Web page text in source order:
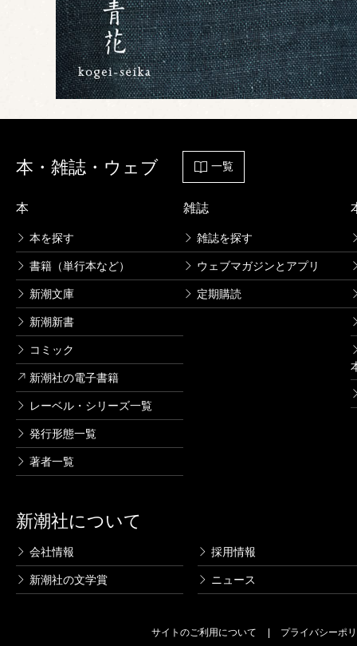
本・雑誌・ウェブ 一覧
本
本を探す
書籍（単行本など）
新潮文庫
新潮新書
コミック
新潮社の電子書籍
レーベル・シリーズ一覧
発行形態一覧
著者一覧
雑誌
雑誌を探す
ウェブマガジンとアプリ
定期購読
新潮社について
会社情報 採用情報
新潮社の文学賞 ニュース
サイトのご利用について プライバシーポ